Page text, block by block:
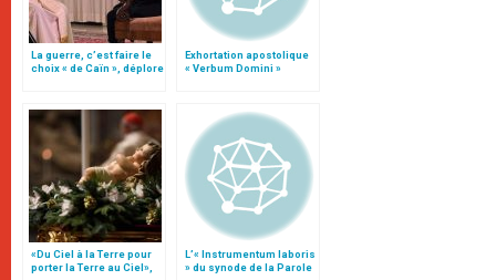
La guerre, c’est faire le
choix « de Caïn », déplore
Exhortation apostolique
« Verbum Domini »
«Du Ciel à la Terre pour
porter la Terre au Ciel»,
L’« Instrumentum laboris
» du synode de la Parole